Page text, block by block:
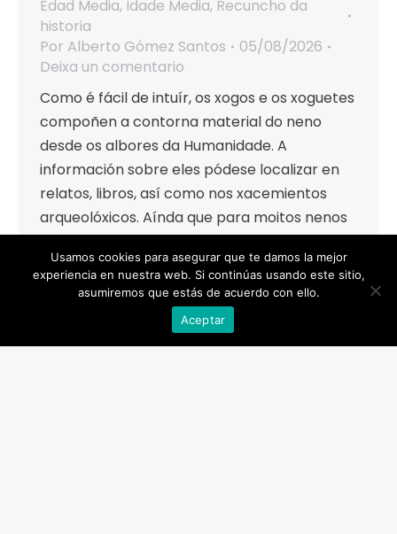
Edad Media, Idade Media, Recuncho da
historia
Por Alberto Gómez Santos
05/08/2026
Deixa un comentario
Como é fácil de intuír, os xogos e os xoguetes
compoñen a contorna material do neno
desde os albores da Humanidade. A
información sobre eles pódese localizar en
relatos, libros, así como nos xacemientos
arqueolóxicos. Aínda que para moitos nenos
a infancia simplemente non existiu por mor
das longas e agotadoras xornadas de
traballo a…
Usamos cookies para asegurar que te damos la mejor
experiencia en nuestra web. Si continúas usando este sitio,
asumiremos que estás de acuerdo con ello.
Aceptar